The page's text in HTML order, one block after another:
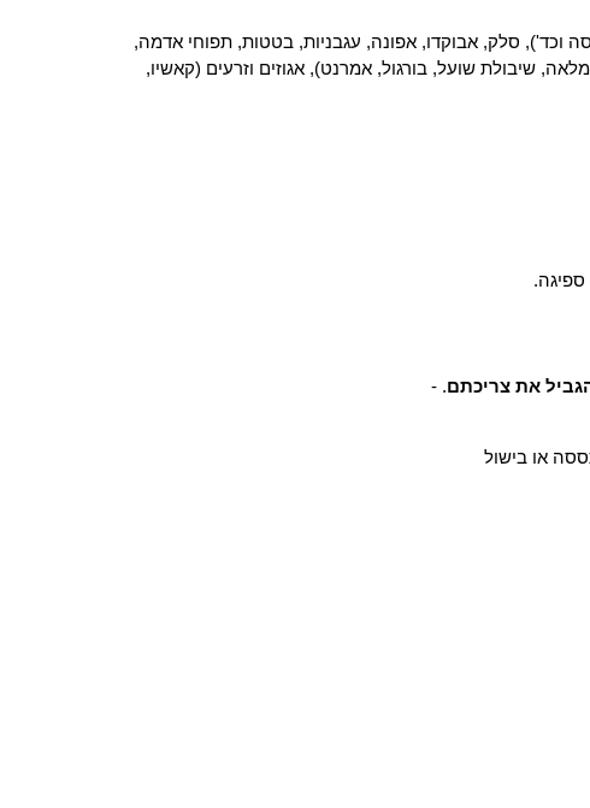
וכד'), סלק, אבוקדו, אפונה, עגבניות, בטטות, תפוחי אדמה,
שיבולת שועל, בורגול, אמרנט), אגוזים וזרעים (קאשיו,
ספיגה.
את צריכתם. -
או בישול